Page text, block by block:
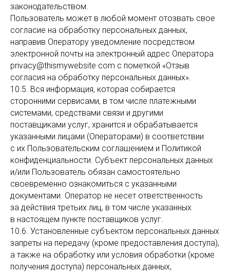
законодательством.
Пользователь может в любой момент отозвать свое
согласие на обработку персональных данных,
направив Оператору уведомление посредством
электронной почты на электронный адрес Оператора
privacy@thismywebsite·com с пометкой «Отзыв
согласия на обработку персональных данных».
10.5. Вся информация, которая собирается
сторонними сервисами, в том числе платежными
системами, средствами связи и другими
поставщиками услуг, хранится и обрабатывается
указанными лицами (Операторами) в соответствии
с их Пользовательским соглашением и Политикой
конфиденциальности. Субъект персональных данных
и/или Пользователь обязан самостоятельно
своевременно ознакомиться с указанными
документами. Оператор не несет ответственность
за действия третьих лиц, в том числе указанных
в настоящем пункте поставщиков услуг.
10.6. Установленные субъектом персональных данных
запреты на передачу (кроме предоставления доступа),
а также на обработку или условия обработки (кроме
получения доступа) персональных данных,